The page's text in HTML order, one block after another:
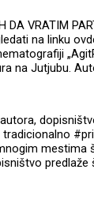
DA VRATIM
na linku
na Jutjubu.
i utiske,
autora,
tradicionalno
mestima
predlaže